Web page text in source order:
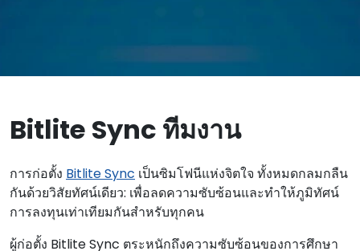
Bitlite Sync ทีมงาน
การก่อตั้ง Bitlite Sync เป็นซิมโฟนีแห่งจิตใจ ทั้งหมดกลมกลืน
กันด้วยวิสัยทัศน์เดียว: เพื่อลดความซับซ้อนและทําให้ภูมิทัศน์
การลงทุนเท่าเทียมกันสําหรับทุกคน
ผู้ก่อตั้ง Bitlite Sync ตระหนักถึงความซับซ้อนของการศึกษา